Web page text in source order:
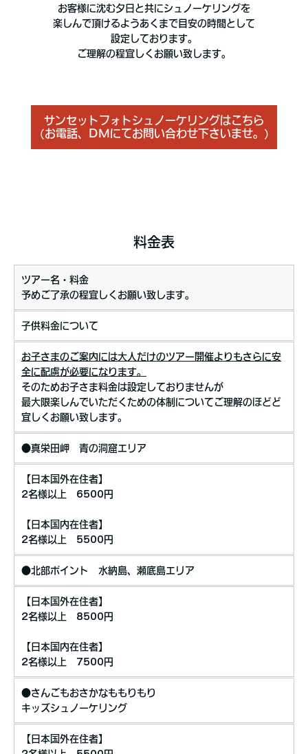
お客様に沈む夕日と共にシュノーケリングを
楽しんで頂けるようあくまで目安の時間として
設定しております。
ご理解の程宜しくお願い致します。
サンセットフォトシュノーケリングはこちら
(お電話、DMにてお問い合わせ下さいませ。)
料金表
ツアー名・料金
予めご了承の程宜しくお願い致します。
子供料金について
お子さまのご案内には大人だけのツアー開催よりもさらに安
全に配慮が必要になります。
そのためお子さま料金は設定しておりませんが
最大限楽しんでいただくための体制についてご理解のほどど
宜しくお願い致します。
●真栄田岬 青の洞窟エリア
【日本国外在住者】
2名様以上 6500円
【日本国内在住者】
2名様以上 5500円
●北部ポイント 水納島、瀬底島エリア
【日本国外在住者】
2名様以上 8500円
【日本国内在住者】
2名様以上 7500円
●さんごもおさかなももりもり
キッズシュノーケリング
【日本国外在住者】